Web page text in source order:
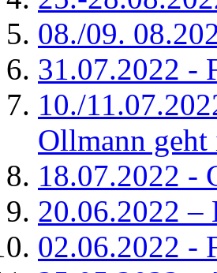
08./09.
31.07.2022 -
10./
Ollmann geht
18.07.2022 -
20.06.2022 –
02.06.2022 -